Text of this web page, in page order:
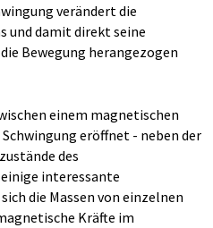
verändert die
und damit direkt seine
Bewegung herangezogen
einem magnetischen
eröffnet - neben der
des
interessante
die Massen von einzelnen
Kräfte im